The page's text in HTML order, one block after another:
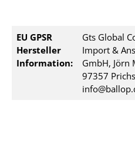
EU GPSR
Hersteller
Information:
Gts Global
Import &
GmbH, Jörn
97357